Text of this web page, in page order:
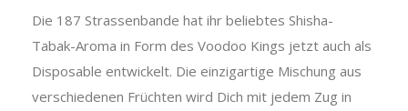
Die 187 Strassenbande hat ihr beliebtes Shisha-
Tabak-Aroma in Form des Voodoo Kings jetzt auch als
Disposable entwickelt. Die einzigartige Mischung aus
verschiedenen Früchten wird Dich mit jedem Zug in